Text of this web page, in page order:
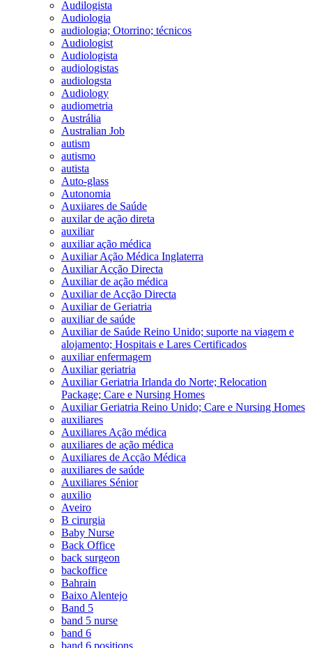
Audilogista
Audiologia
audiologia; Otorrino; técnicos
Audiologist
Audiologista
audiologistas
audiologsta
Audiology
audiometria
Austrália
Australian Job
autism
autismo
autista
Auto-glass
Autonomia
Auxiiares de Saúde
auxilar de ação direta
auxiliar
auxiliar ação médica
Auxiliar Ação Médica Inglaterra
Auxiliar Acção Directa
Auxiliar de ação médica
Auxiliar de Acção Directa
Auxiliar de Geriatria
auxiliar de saúde
Auxiliar de Saúde Reino Unido; suporte na viagem e
alojamento; Hospitais e Lares Certificados
auxiliar enfermagem
Auxiliar geriatria
Auxiliar Geriatria Irlanda do Norte; Relocation
Package; Care e Nursing Homes
Auxiliar Geriatria Reino Unido; Care e Nursing Homes
auxiliares
Auxiliares Ação médica
auxiliares de ação médica
Auxiliares de Acção Médica
auxiliares de saúde
Auxiliares Sénior
auxilio
Aveiro
B cirurgia
Baby Nurse
Back Office
back surgeon
backoffice
Bahrain
Baixo Alentejo
Band 5
band 5 nurse
band 6
band 6 positions